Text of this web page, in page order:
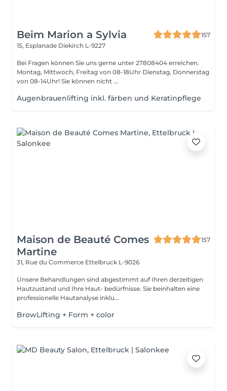
Beim Marion a Sylvia
157
15, Esplanade Diekirch L-9227
Bei Fragen können Sie uns gerne unter 27808404 erreichen.
Montag, Mittwoch, Freitag von 08-18Uhr Dienstag, Donnerstag
von 08-14Uhr! Sie können nicht ...
Augenbrauenlifting inkl. färben und Keratinpflege
Maison de Beauté Comes
Martine
157
31, Rue du Commerce Ettelbruck L-9026
Unsere Behandlungen sind abgestimmt auf Ihren derzeitigen
Hautzustand und Ihre Haut- bedürfnisse. Sie beinhalten eine
professionelle Hautanalyse inklu...
BrowLifting + Form + color